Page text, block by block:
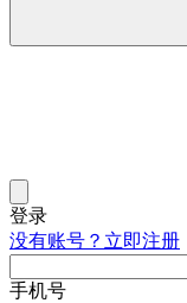
登录
没有账号？立即注册
手机号